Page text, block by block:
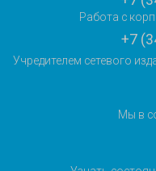
Работа с
+7
Учредителем сетевого
Мы в